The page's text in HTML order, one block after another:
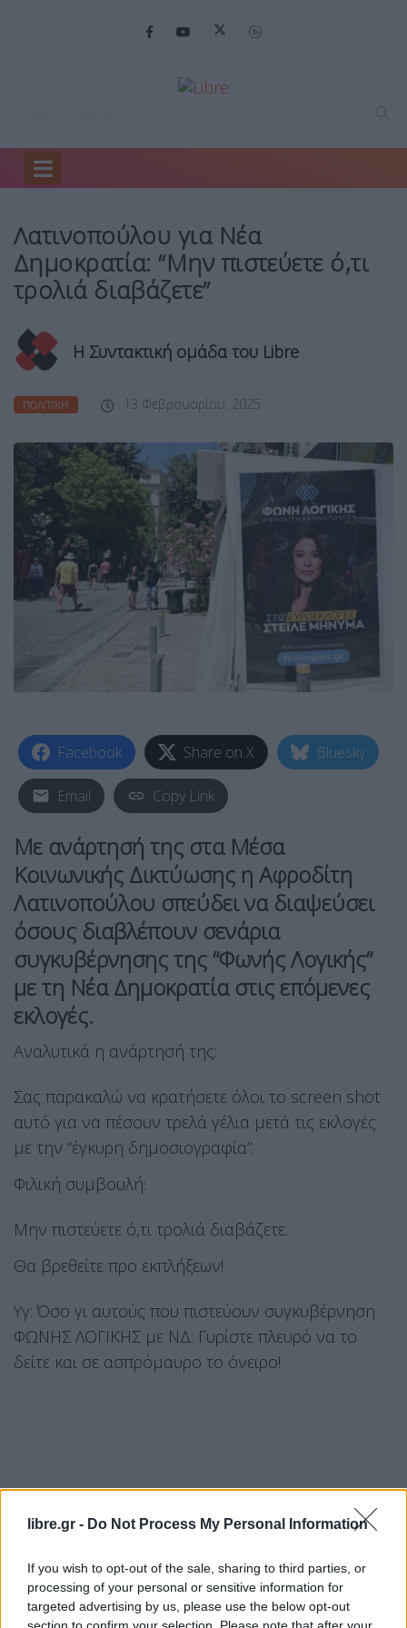
libre.gr - Do Not Process My Personal Information
If you wish to opt-out of the sale, sharing to third parties, or
processing of your personal or sensitive information for
targeted advertising by us, please use the below opt-out
section to confirm your selection. Please note that after your
Home
Λατινοπούλου για Νέα
Δημοκρατία: “Μην πιστεύετε ό,τι
τρολιά διαβάζετε”
Η Συντακτική ομάδα του Libre
ΠΟΛΙΤΙΚΉ 13 Φεβρουαρίου, 2025
Facebook Share on X Bluesky
Email Copy Link
Με ανάρτησή της στα Μέσα
Κοινωνικής Δικτύωσης η Αφροδίτη
Λατινοπούλου σπεύδει να διαψεύσει
όσους διαβλέπουν σενάρια
συγκυβέρνησης της “Φωνής Λογικής”
με τη Νέα Δημοκρατία στις επόμενες
εκλογές.
Αναλυτικά η ανάρτησή της:
Σας παρακαλώ να κρατήσετε όλοι το screen shot
αυτό για να πέσουν τρελά γέλια μετά τις εκλογές
με την “έγκυρη δημοσιογραφία”.
Φιλική συμβουλή:
Μην πιστεύετε ό,τι τρολιά διαβάζετε.
Θα βρεθείτε προ εκπλήξεων!
Υγ: Όσο γι αυτούς που πιστεύουν συγκυβέρνηση
ΦΩΝΗΣ ΛΟΓΙΚΗΣ με ΝΔ: Γυρίστε πλευρό να το
δείτε και σε ασπρόμαυρο το όνειρο!